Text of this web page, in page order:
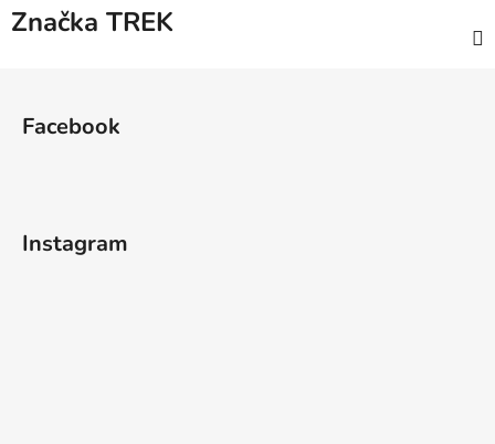
Značka TREK
Facebook
Instagram